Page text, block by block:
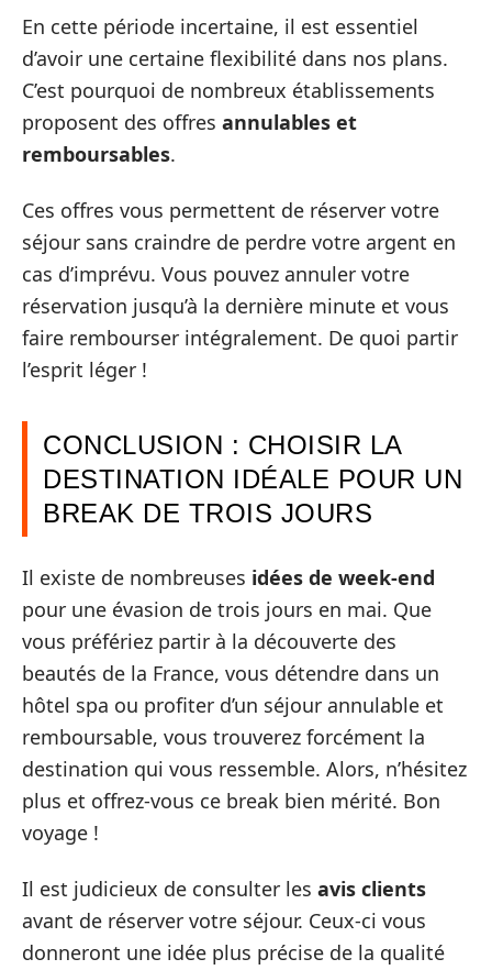
En cette période incertaine, il est essentiel
d’avoir une certaine flexibilité dans nos plans.
C’est pourquoi de nombreux établissements
proposent des offres annulables et
remboursables.
Ces offres vous permettent de réserver votre
séjour sans craindre de perdre votre argent en
cas d’imprévu. Vous pouvez annuler votre
réservation jusqu’à la dernière minute et vous
faire rembourser intégralement. De quoi partir
l’esprit léger !
CONCLUSION : CHOISIR LA
DESTINATION IDÉALE POUR UN
BREAK DE TROIS JOURS
Il existe de nombreuses idées de week-end
pour une évasion de trois jours en mai. Que
vous préfériez partir à la découverte des
beautés de la France, vous détendre dans un
hôtel spa ou profiter d’un séjour annulable et
remboursable, vous trouverez forcément la
destination qui vous ressemble. Alors, n’hésitez
plus et offrez-vous ce break bien mérité. Bon
voyage !
Il est judicieux de consulter les avis clients
avant de réserver votre séjour. Ceux-ci vous
donneront une idée plus précise de la qualité